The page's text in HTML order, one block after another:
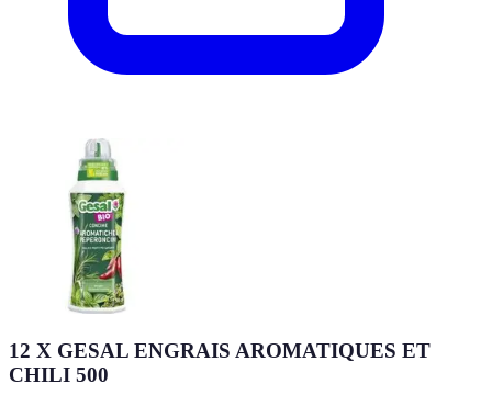
12 X GESAL ENGRAIS AROMATIQUES ET
CHILI 500